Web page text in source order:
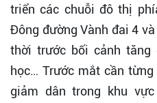
triển các chuỗi đô thị
Đông đường Vành đai 4
thời trước bối cảnh
học… Trước mắt cần
giảm dân trong khu